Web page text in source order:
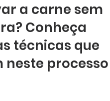
a carne sem
Conheça
técnicas que
neste processo